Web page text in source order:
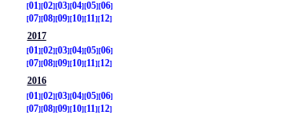
01 02 03 04 05 06
07 08 09 10 11 12
2017
01 02 03 04 05 06
07 08 09 10 11 12
2016
01
02 03 04 05 06
07 08 09 10 11
12